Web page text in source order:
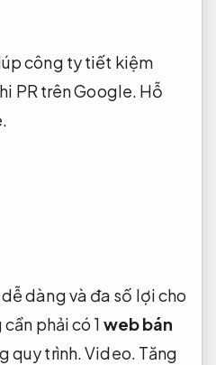
công ty tiết kiệm
PR trên Google. Hỗ
dàng và đa số lợi cho
phải có 1 web bán
quy trình.Video. Tăng